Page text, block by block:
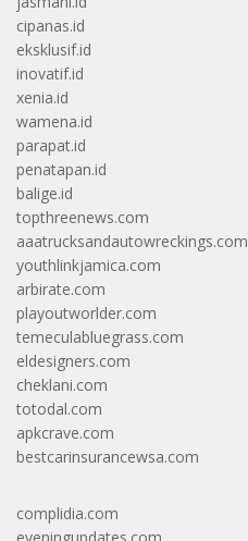
cipanas.id
eksklusif.id
inovatif.id
xenia.id
wamena.id
parapat.id
penatapan.id
balige.id
topthreenews.com
aaatrucksandautowreckings.com
youthlinkjamica.com
arbirate.com
playoutworlder.com
temeculabluegrass.com
eldesigners.com
cheklani.com
totodal.com
apkcrave.com
bestcarinsurancewsa.com
complidia.com